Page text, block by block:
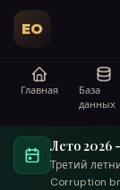
EO
Главная
База
данных
Лето 2026
Третий
Corruption